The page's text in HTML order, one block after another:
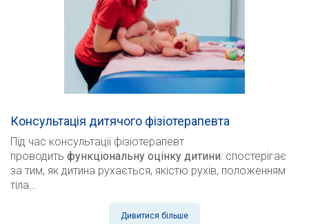
Консультація дитячого фізіотерапевта
Під час консультації фізіотерапевт
проводить функціональну оцінку дитини: спостерігає
за тим, як дитина рухається, якістю рухів, положенням
тіла…
Дивитися більше